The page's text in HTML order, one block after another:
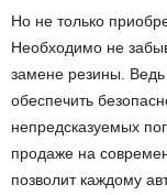
Но не только
Необходимо не
замене резины.
обеспечить
непредсказуемых
продаже на
позволит каждому